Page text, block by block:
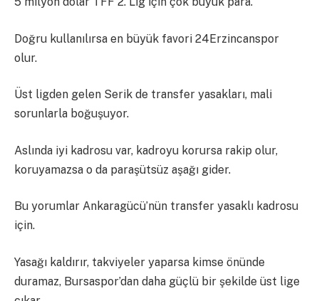
Doğru kullanılırsa en büyük favori 24Erzincanspor
olur.
Üst ligden gelen Serik de transfer yasakları, mali
sorunlarla boğuşuyor.
Aslında iyi kadrosu var, kadroyu korursa rakip olur,
koruyamazsa o da paraşütsüz aşağı gider.
Bu yorumlar Ankaragücü’nün transfer yasaklı kadrosu
için.
Yasağı kaldırır, takviyeler yaparsa kimse önünde
duramaz, Bursaspor’dan daha güçlü bir şekilde üst lige